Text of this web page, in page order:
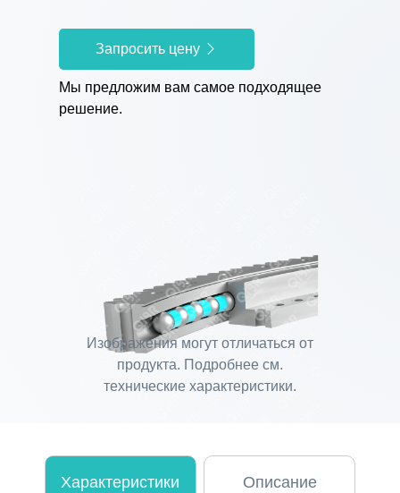
Запросить цену
Мы предложим вам самое подходящее
решение.
Изображения могут отличаться от
продукта. Подробнее см.
технические характеристики.
Характеристики Описание